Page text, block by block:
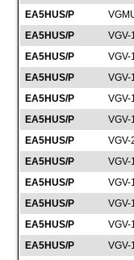
EA5HUS/P
EA5HUS/P
VGV-
EA5HUS/P
VGV-
EA5HUS/P
VGV-
EA5HUS/P
VGV-
EA5HUS/P
VGV-
EA5HUS/P
VGV-
EA5HUS/P
VGV-
EA5HUS/P
VGV-
EA5HUS/P
VGV-
EA5HUS/P
VGV-
EA5HUS/P
VGV-